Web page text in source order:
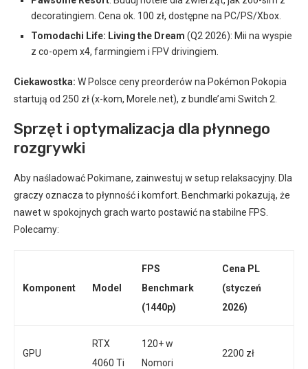
decoratingiem. Cena ok. 100 zł, dostępne na PC/PS/Xbox.
Tomodachi Life: Living the Dream (Q2 2026): Mii na wyspie
z co-opem x4, farmingiem i FPV drivingiem.
Ciekawostka: W Polsce ceny preorderów na Pokémon Pokopia
startują od 250 zł (x-kom, Morele.net), z bundle’ami Switch 2.
Sprzęt i optymalizacja dla płynnego
rozgrywki
Aby naśladować Pokimane, zainwestuj w setup relaksacyjny. Dla
graczy oznacza to płynność i komfort. Benchmarki pokazują, że
nawet w spokojnych grach warto postawić na stabilne FPS.
Polecamy:
Komponent Model
FPS
Benchmark
(1440p)
Cena PL
(styczeń
2026)
GPU
RTX
4060 Ti
120+ w
Nomori
2200 zł